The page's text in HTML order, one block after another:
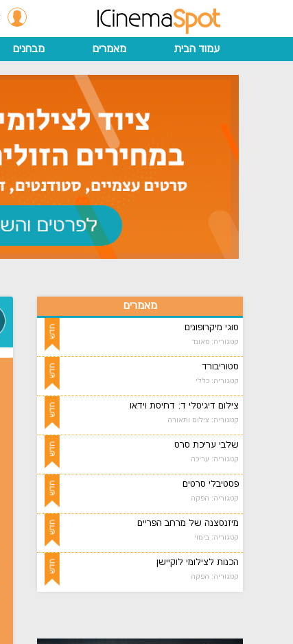
עמוד הבית מאמרים מבחנים
מאמרים
סוגי מיקרופונים
קטגוריה: סאונד
סטוריבורד
קטגוריה: כללי
צילום דיגיטלי ד: דחיסת וידאו
קטגוריה: צילום ותאורה
שלבי עריכת סרט
קטגוריה: עריכה
פסטיבלי סרטים
קטגוריה: הפקה
מיזנסצנה של מרחב הפריים
קטגוריה: בימוי
הכנות לצילומי לוקיישן
קטגוריה: הפקה